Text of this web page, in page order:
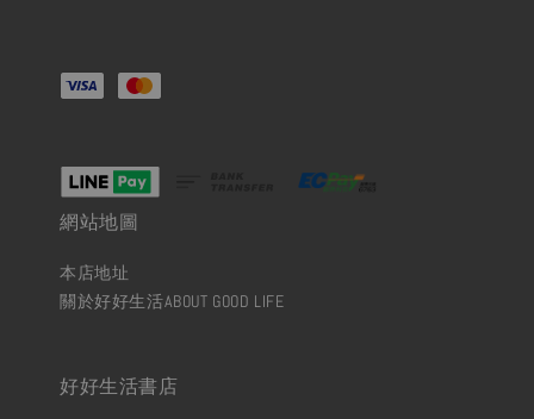
網站地圖
本店地址
關於好好生活ABOUT GOOD LIFE
好好生活書店